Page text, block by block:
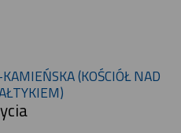
(KOŚCIÓŁ NAD